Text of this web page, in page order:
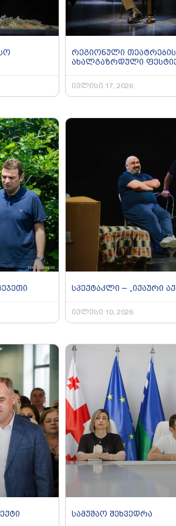
რეგიონული
ახალგაზრდული
ივლისი 17, 2026
სპექტაკლი – „იქაური
ივლისი 10, 2026
სამუშაო შეხვედრა